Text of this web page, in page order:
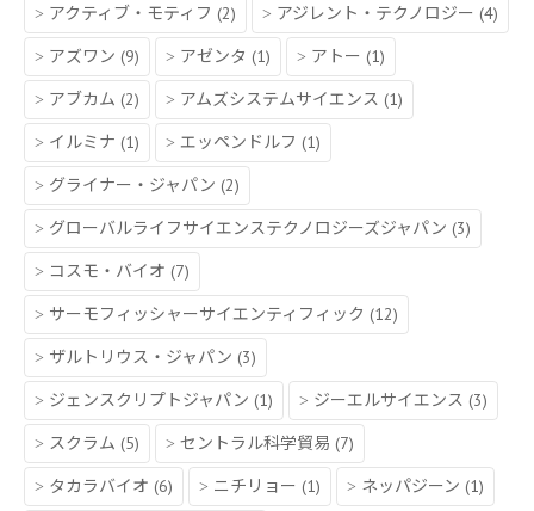
アクティブ・モティフ (2) アジレント・テクノロジー (4)
アズワン (9) アゼンタ (1) アトー (1)
アブカム (2) アムズシステムサイエンス (1)
イルミナ (1) エッペンドルフ (1)
グライナー・ジャパン (2)
グローバルライフサイエンステクノロジーズジャパン (3)
コスモ・バイオ (7)
サーモフィッシャーサイエンティフィック (12)
ザルトリウス・ジャパン (3)
ジェンスクリプトジャパン (1) ジーエルサイエンス (3)
スクラム (5) セントラル科学貿易 (7)
タカラバイオ (6) ニチリョー (1) ネッパジーン (1)